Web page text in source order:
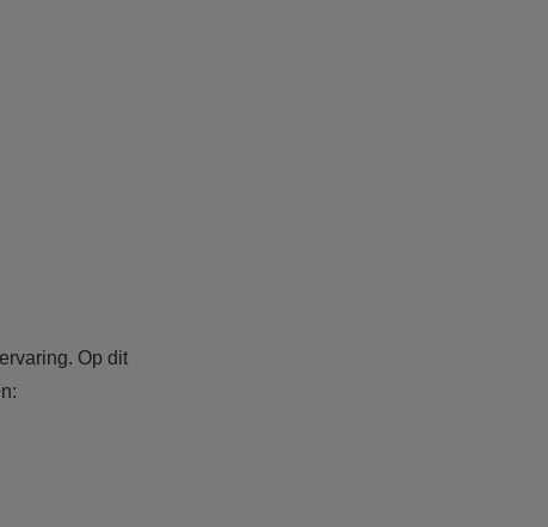
Op dit